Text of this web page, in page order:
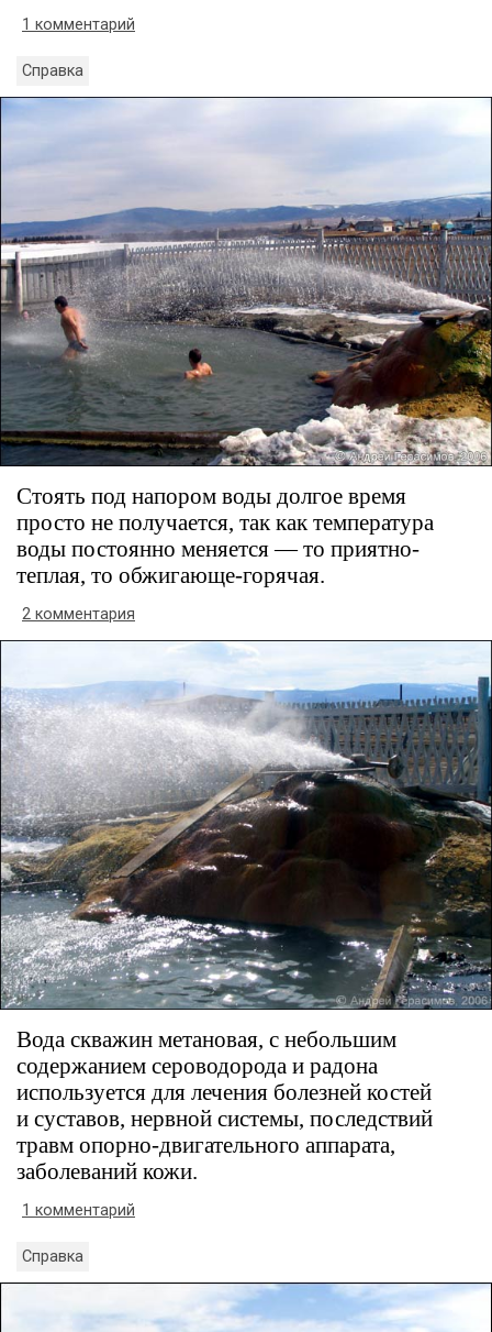
1 комментарий
Справка
Стоять под напором воды долгое время
просто не получается, так как температура
воды постоянно меняется — то приятно-
теплая, то обжигающе-горячая.
2 комментария
Вода скважин метановая, с небольшим
содержанием сероводорода и радона
используется для лечения болезней костей
и суставов, нервной системы, последствий
травм опорно-двигательного аппарата,
заболеваний кожи.
1 комментарий
Справка